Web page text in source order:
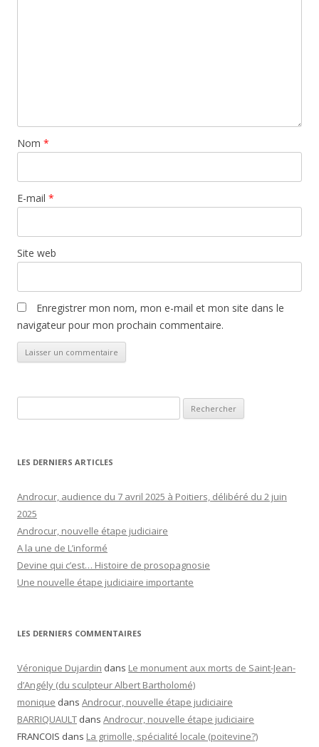
Nom *
E-mail *
Site web
Enregistrer mon nom, mon e-mail et mon site dans le
navigateur pour mon prochain commentaire.
LES DERNIERS ARTICLES
Androcur, audience du 7 avril 2025 à Poitiers, délibéré du 2 juin
2025
Androcur, nouvelle étape judiciaire
A la une de L’informé
Devine qui c’est… Histoire de prosopagnosie
Une nouvelle étape judiciaire importante
LES DERNIERS COMMENTAIRES
Véronique Dujardin dans Le monument aux morts de Saint-Jean-
d’Angély (du sculpteur Albert Bartholomé)
monique dans Androcur, nouvelle étape judiciaire
BARRIQUAULT dans Androcur, nouvelle étape judiciaire
FRANCOIS dans La grimolle, spécialité locale (poitevine?)